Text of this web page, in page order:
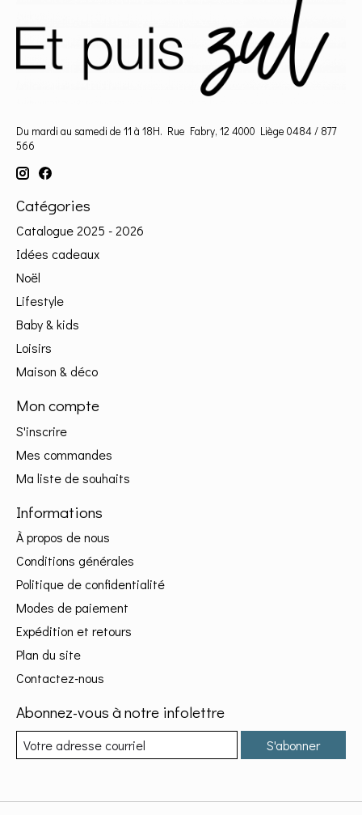
Du mardi au samedi de 11 à 18H. Rue Fabry, 12 4000 Liège 0484 / 877
566
Catégories
Catalogue 2025 - 2026
Idées cadeaux
Noël
Lifestyle
Baby & kids
Loisirs
Maison & déco
Mon compte
S'inscrire
Mes commandes
Ma liste de souhaits
Informations
À propos de nous
Conditions générales
Politique de confidentialité
Modes de paiement
Expédition et retours
Plan du site
Contactez-nous
Abonnez-vous à notre infolettre
S'abonner